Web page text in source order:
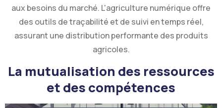
aux besoins du marché. L'agriculture numérique offre
des outils de traçabilité et de suivi en temps réel,
assurant une distribution performante des produits
agricoles.
La mutualisation des ressources
et des compétences